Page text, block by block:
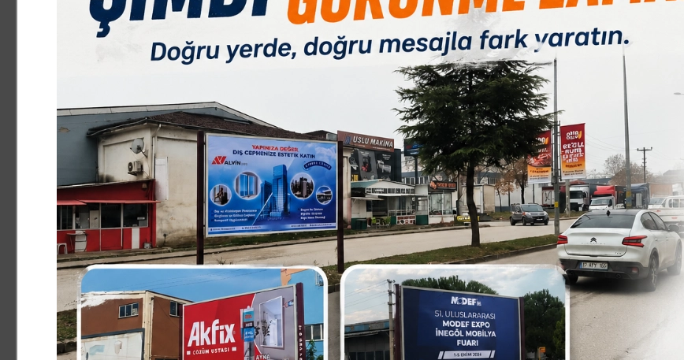
Edinilen bilgiye göre olay, geçtiğimiz Pazar akşamı saat 22.00 sıralarında Yenişehir’e bağlı Osmaniye Köyü’nde meydana geldi.
54 yaşındaki İmdat D. ile Adem E. arasında alacak verecek meselesi yüzünden çıkan tartışma kısa sürede kavgaya dönüştü.
Taraflardan Adem E. yanında getirdiği av tüfeği ile İmdat D.’ye ateş etmeye başladı. Meydana gelen olayda 2 bacağından ve
sağ kolundan yaralanan İmdat D. olay yerine gelen 112 Acil servis ambulansında görevli sağlık ekiplerinin ilk müdahalesinin
ardından İnegöl Devlet Hastanesi acil servis bölümüne kaldırılarak tedavi altına alındı. Hastanede yapılan kontrollerin
ardından yaralı İmdat D.’nin hayati tehlikesinin bulunmadığı öğrenildi.
Şüpheli Adem E.`nin gözaltına alındığı, soruşturmanın sürdüğü bildirildi.